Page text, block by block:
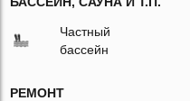
Частный
бассейн
РЕМОНТ